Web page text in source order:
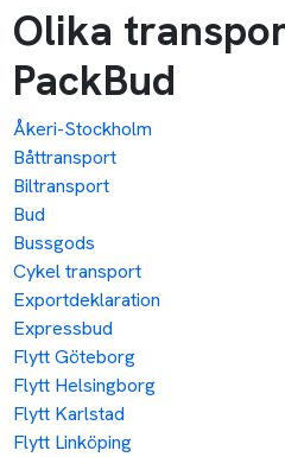
Olika
PackBud
Åkeri-Stockholm
Båttransport
Biltransport
Bud
Bussgods
Cykel transport
Exportdeklaration
Expressbud
Flytt Göteborg
Flytt Helsingborg
Flytt Karlstad
Flytt Linköping